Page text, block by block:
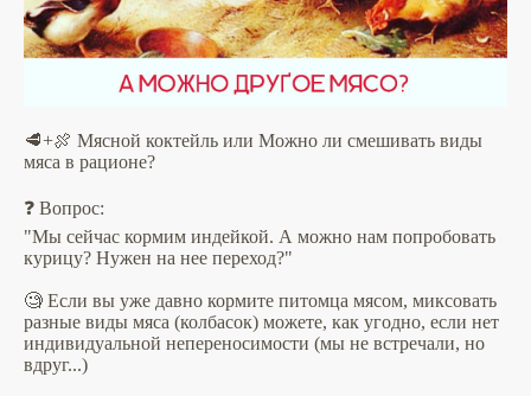
🥩+🍖 Мясной коктейль или Можно ли смешивать виды
мяса в рационе?
❓ Вопрос:
"Мы сейчас кормим индейкой. А можно нам попробовать
курицу? Нужен на нее переход?"
🧐 Если вы уже давно кормите питомца мясом, миксовать
разные виды мяса (колбасок) можете, как угодно, если нет
индивидуальной непереносимости (мы не встречали, но
вдруг...)